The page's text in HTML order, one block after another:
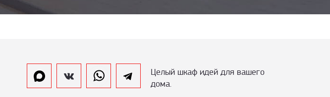
Целый шкаф идей для вашего
дома.